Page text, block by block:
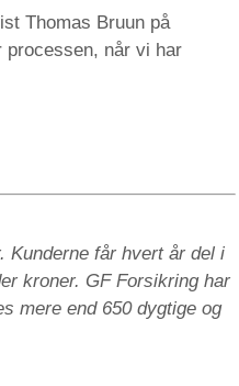
Thomas Bruun på
processen, når vi har
Kunderne får hvert år del i
kroner. GF Forsikring har
mere end 650 dygtige og